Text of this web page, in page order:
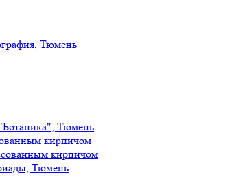
Тюмень
Тюмень
кирпичом
кирпичом
Тюмень